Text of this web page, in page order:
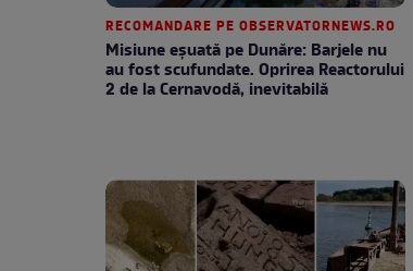
RECOMANDARE PE OBSERVATORNEWS.RO
Misiune eșuată pe Dunăre: Barjele nu
au fost scufundate. Oprirea Reactorului
2 de la Cernavodă, inevitabilă